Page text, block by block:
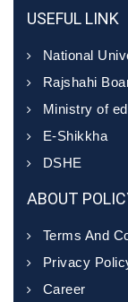
USEFUL LINK
National
Rajshahi
Ministry of
E-Shikkha
DSHE
ABOUT
Terms And
Privacy
Career